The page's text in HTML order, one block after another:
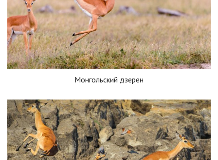
Монгольский дзерен